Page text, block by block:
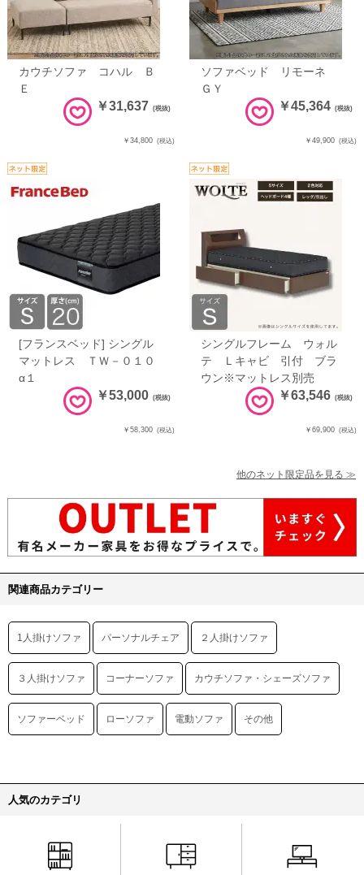
カウチソファ コハル Ｂ
Ｅ
￥31,637 (税抜)
￥34,800 (税込)
ソファベッド リモーネ
ＧＹ
￥45,364 (税抜)
￥49,900 (税込)
[フランスベッド] シングル
マットレス ＴＷ－０１０
α１
￥53,000 (税抜)
￥58,300 (税込)
シングルフレーム ウォル
テ Ｌキャビ 引付 ブラ
ウン※マットレス別売
￥63,546 (税抜)
￥69,900 (税込)
他のネット限定品を見る ≫
関連商品カテゴリー
1人掛けソファ パーソナルチェア ２人掛けソファ
３人掛けソファ コーナーソファ カウチソファ・シェーズソファ
ソファーベッド ローソファ 電動ソファ その他
人気のカテゴリ